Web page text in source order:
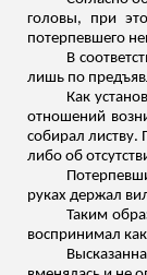
головы, при
потерпевшего
В
лишь по
Как
отношений
собирал листву.
либо об
руках держал
Таким
воспринимал